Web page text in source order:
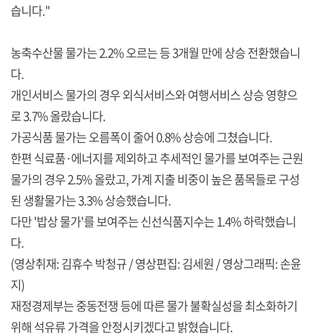
습니다."
농축수산물 물가는 2.2% 오르는 등 3개월 만에 상승 전환했습니
다.
개인서비스 물가의 경우 외식서비스와 여행서비스 상승 영향으
로 3.7% 올랐습니다.
가공식품 물가는 오름폭이 줄어 0.8% 상승에 그쳤습니다.
한편 식료품·에너지를 제외하고 추세적인 물가를 보여주는 근원
물가의 경우 2.5% 올랐고, 가계 지출 비중이 높은 품목들로 구성
된 생활물가는 3.3% 상승했습니다.
다만 '밥상 물가'를 보여주는 신선식품지수는 1.4% 하락했습니
다.
(영상취재: 김휴수 박청규 / 영상편집: 김세원 / 영상그래픽: 손윤
지)
재정경제부는 중동전쟁 등에 따른 물가 불확실성을 최소화하기
위해 석유류 가격을 안정시키겠다고 밝혔습니다.